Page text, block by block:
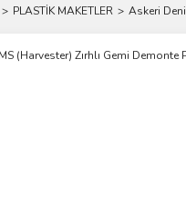
PLASTİK MAKETLER Askeri